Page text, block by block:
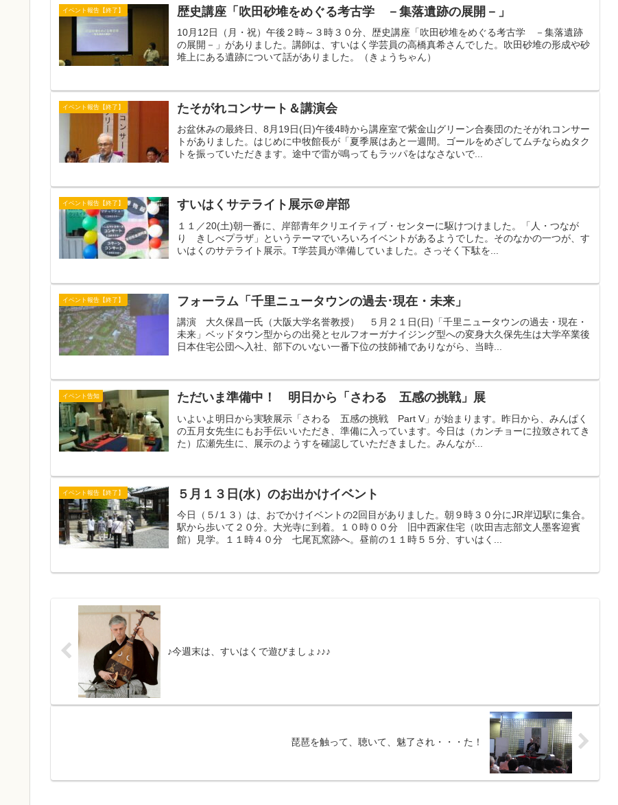
イベント報告【終了】 歴史講座「吹田砂堆をめぐる考古学 －集落遺跡の展開－」
10月12日（月・祝）午後２時～３時３０分、歴史講座「吹田砂堆をめぐる考古学 －集落遺跡
の展開－」がありました。講師は、すいはく学芸員の高橋真希さんでした。吹田砂堆の形成や砂
堆上にある遺跡について話がありました。（きょうちゃん）
イベント報告【終了】 たそがれコンサート＆講演会
お盆休みの最終日、8月19日(日)午後4時から講座室で紫金山グリーン合奏団のたそがれコンサー
トがありました。はじめに中牧館長が「夏季展はあと一週間。ゴールをめざしてムチならぬタク
トを振っていただきます。途中で雷が鳴ってもラッパをはなさないで...
イベント報告【終了】 すいはくサテライト展示＠岸部
１１／20(土)朝一番に、岸部青年クリエイティブ・センターに駆けつけました。「人・つなが
り きしべプラザ」というテーマでいろいろイベントがあるようでした。そのなかの一つが、す
いはくのサテライト展示。T学芸員が準備していました。さっそく下駄を...
イベント報告【終了】 フォーラム「千里ニュータウンの過去･現在・未来」
講演 大久保昌一氏（大阪大学名誉教授） ５月２１日(日)「千里ニュータウンの過去・現在・
未来」ベッドタウン型からの出発とセルフオーガナイジング型への変身大久保先生は大学卒業後
日本住宅公団へ入社、部下のいない一番下位の技師補でありながら、当時...
イベント告知 ただいま準備中！ 明日から「さわる 五感の挑戦」展
いよいよ明日から実験展示「さわる 五感の挑戦 Part V」が始まります。昨日から、みんぱく
の五月女先生にもお手伝いいただき、準備に入っています。今日は（カンチョーに拉致されてき
た）広瀬先生に、展示のようすを確認していただきました。みんなが...
イベント報告【終了】 ５月１３日(水）のお出かけイベント
今日（５/１３）は、おでかけイベントの2回目がありました。朝９時３０分にJR岸辺駅に集合。
駅から歩いて２０分。大光寺に到着。１０時００分 旧中西家住宅（吹田吉志部文人墨客迎賓
館）見学。１１時４０分 七尾瓦窯跡へ。昼前の１１時５５分、すいはく...
♪今週末は、すいはくで遊びましょ♪♪♪
琵琶を触って、聴いて、魅了され・・・た！